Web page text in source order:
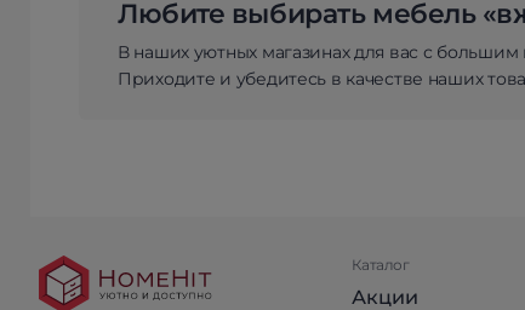
Любите выбирать мебель
В наших уютных магазинах для вас с
Приходите и убедитесь в качестве наших
Каталог
Акции